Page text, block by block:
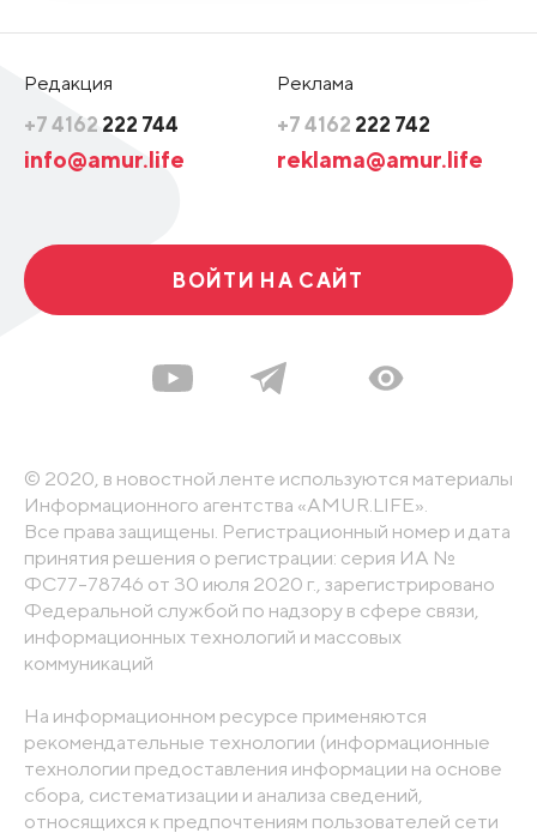
Редакция
+7 4162 222 744
info@amur.life
Реклама
+7 4162 222 742
reklama@amur.life
ВОЙТИ НА САЙТ
© 2020, в новостной ленте используются материалы
Информационного агентства «AMUR.LIFE».
Все права защищены. Регистрационный номер и дата
принятия решения о регистрации: серия ИА №
ФС77-78746 от 30 июля 2020 г., зарегистрировано
Федеральной службой по надзору в сфере связи,
информационных технологий и массовых
коммуникаций
На информационном ресурсе применяются
рекомендательные технологии (информационные
технологии предоставления информации на основе
сбора, систематизации и анализа сведений,
относящихся к предпочтениям пользователей сети